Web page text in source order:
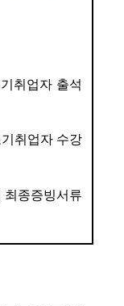
취업자 출석
취업자 수강
최종증빙서류